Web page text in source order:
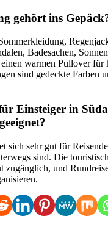
gehört ins
Badesachen,
warmen Pullover für
sind gedeckte Farben
Einsteiger in
sich sehr gut für
sind. Die
zugänglich, und